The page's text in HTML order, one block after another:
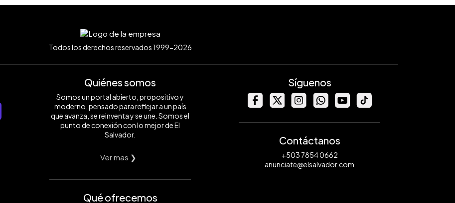
Todos los derechos reservados 1999-2026
Quiénes somos
Somos un portal abierto, propositivo y
moderno, pensado para reflejar a un país
que avanza, se reinventa y se une. Somos el
punto de conexión con lo mejor de El
Salvador.
Ver mas ❯
Qué ofrecemos
Síguenos
Contáctanos
+503 7854 0662
anunciate@elsalvador.com